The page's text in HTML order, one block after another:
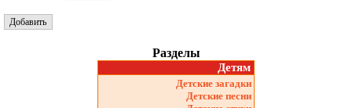
Разделы
Детям
Детские загадки
Детские песни